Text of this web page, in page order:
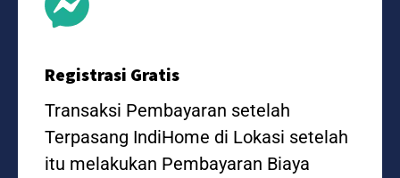
Registrasi Gratis
Transaksi Pembayaran setelah
Terpasang IndiHome di Lokasi setelah
itu melakukan Pembayaran Biaya